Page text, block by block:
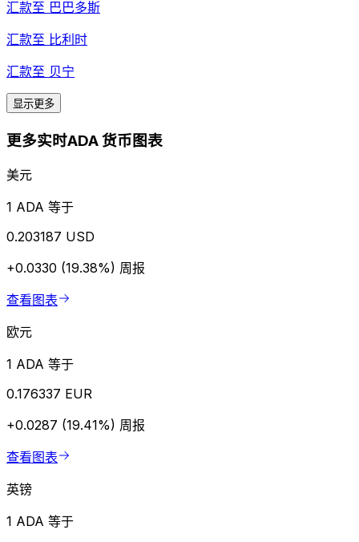
汇款至 巴巴多斯
汇款至 比利时
汇款至 贝宁
显示更多
更多实时ADA 货币图表
美元
1 ADA 等于
0.203187 USD
+0.0330 (19.38%) 周报
查看图表
欧元
1 ADA 等于
0.176337 EUR
+0.0287 (19.41%) 周报
查看图表
英镑
1 ADA 等于